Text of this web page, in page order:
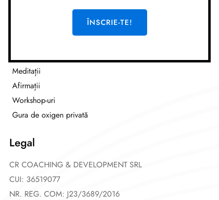
RO87BTRLRONCRT0362684001
Meditații
Afirmații
Workshop-uri
Gura de oxigen privată
Legal
CR COACHING & DEVELOPMENT SRL
CUI: 36519077
NR. REG. COM: J23/3689/2016
ÎNSCRIE-TE!